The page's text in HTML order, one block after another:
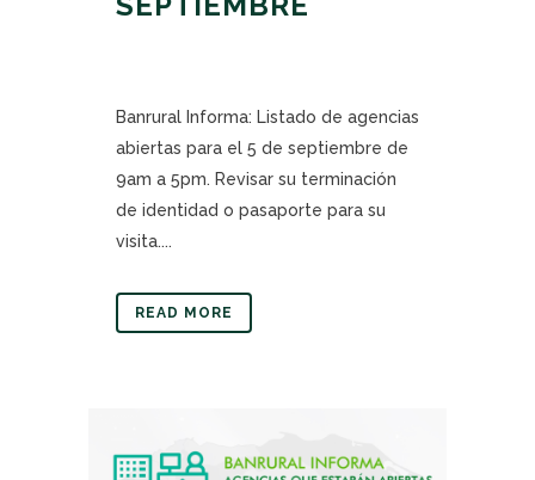
Banrural Informa: Listado de agencias
abiertas para el 5 de septiembre de
9am a 5pm. Revisar su terminación
de identidad o pasaporte para su
visita....
READ MORE